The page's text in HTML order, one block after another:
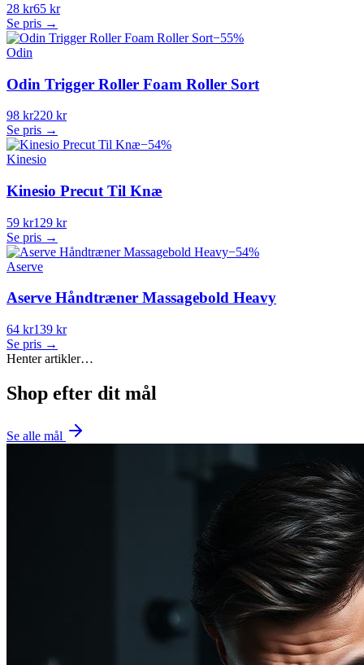
28 kr65 kr
Se pris →
−55%
Odin
Odin Trigger Roller Foam Roller Sort
98 kr220 kr
Se pris →
−54%
Kinesio
Kinesio Precut Til Knæ
59 kr129 kr
Se pris →
−54%
Aserve
Aserve Håndtræner Massagebold Heavy
64 kr139 kr
Se pris →
Henter artikler…
Shop efter dit mål
Se alle mål